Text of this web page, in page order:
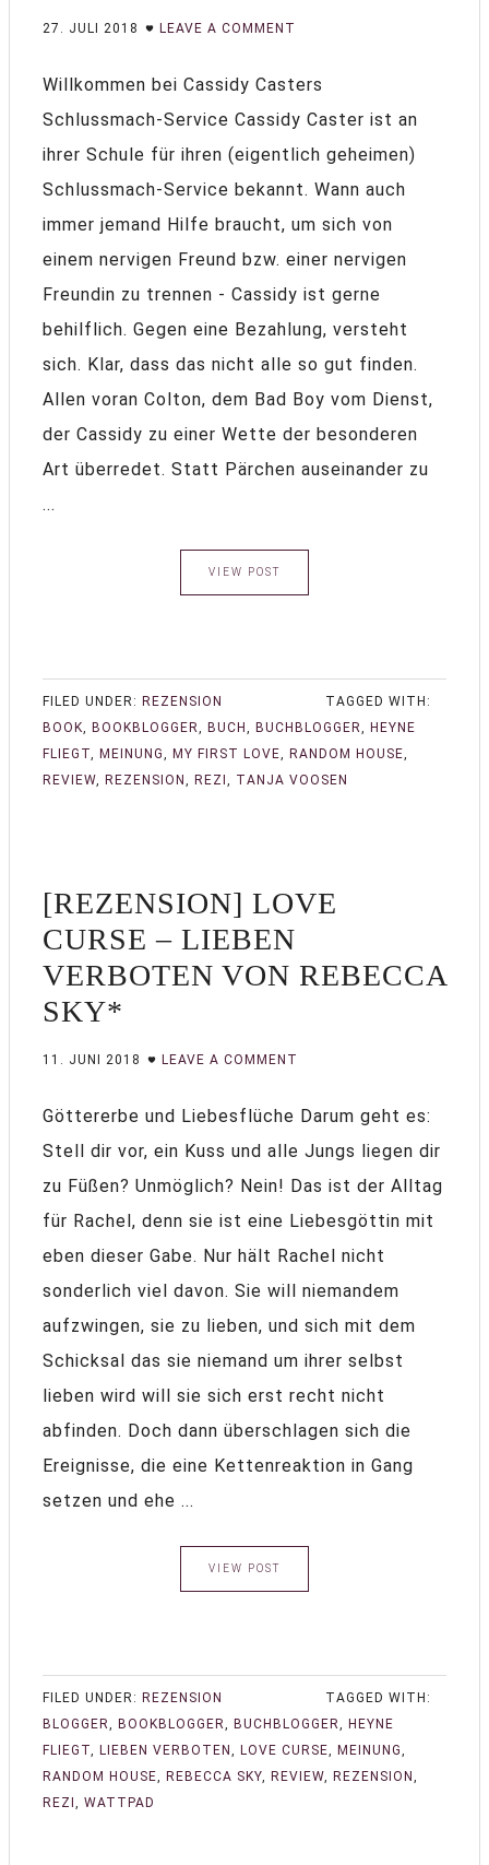
27. JULI 2018 LEAVE A COMMENT
Willkommen bei Cassidy Casters
Schlussmach-Service Cassidy Caster ist an
ihrer Schule für ihren (eigentlich geheimen)
Schlussmach-Service bekannt. Wann auch
immer jemand Hilfe braucht, um sich von
einem nervigen Freund bzw. einer nervigen
Freundin zu trennen - Cassidy ist gerne
behilflich. Gegen eine Bezahlung, versteht
sich. Klar, dass das nicht alle so gut finden.
Allen voran Colton, dem Bad Boy vom Dienst,
der Cassidy zu einer Wette der besonderen
Art überredet. Statt Pärchen auseinander zu
...
VIEW POST
FILED UNDER: REZENSION
TAGGED WITH:
BOOK, BOOKBLOGGER, BUCH , BUCHBLOGGER, HEYNE
FLIEGT, MEINUNG, MY FIRST LOVE, RANDOM HOUSE,
REVIEW, REZENSION , REZI , TANJA VOOSEN
[REZENSION] LOVE
CURSE – LIEBEN
VERBOTEN VON REBECCA
SKY*
11. JUNI 2018 LEAVE A COMMENT
Göttererbe und Liebesflüche Darum geht es:
Stell dir vor, ein Kuss und alle Jungs liegen dir
zu Füßen? Unmöglich? Nein! Das ist der Alltag
für Rachel, denn sie ist eine Liebesgöttin mit
eben dieser Gabe. Nur hält Rachel nicht
sonderlich viel davon. Sie will niemandem
aufzwingen, sie zu lieben, und sich mit dem
Schicksal das sie niemand um ihrer selbst
lieben wird will sie sich erst recht nicht
abfinden. Doch dann überschlagen sich die
Ereignisse, die eine Kettenreaktion in Gang
setzen und ehe ...
VIEW POST
FILED UNDER: REZENSION
TAGGED WITH:
BLOGGER, BOOKBLOGGER, BUCHBLOGGER, HEYNE
FLIEGT, LIEBEN VERBOTEN , LOVE CURSE, MEINUNG,
RANDOM HOUSE, REBECCA SKY, REVIEW, REZENSION ,
REZI , WATTPAD